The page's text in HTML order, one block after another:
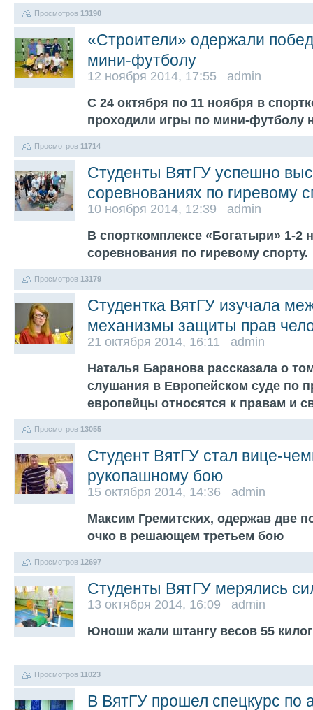
Просмотров 13190
«Строители» одержали
мини-футболу
12 ноября 2014, 17:55 admin
С 24 октября по 11 ноября в
проходили игры по мини-футболу
Просмотров 11714
Студенты ВятГУ успешно
соревнованиях по гиревому
10 ноября 2014, 12:39 admin
В спорткомплексе «Богатыри» 1-2
соревнования по гиревому спорту.
Просмотров 13179
Студентка ВятГУ изучала
механизмы защиты прав
21 октября 2014, 16:11 admin
Наталья Баранова рассказала о
слушания в Европейском суде по
европейцы относятся к правам и
Просмотров 13055
Студент ВятГУ стал вице-
рукопашному бою
15 октября 2014, 14:36 admin
Максим Гремитских, одержав две
очко в решающем третьем бою
Просмотров 12697
Студенты ВятГУ мерялись
13 октября 2014, 16:09 admin
Юноши жали штангу весов 55
Просмотров 11023
В ВятГУ прошел спецкурс по